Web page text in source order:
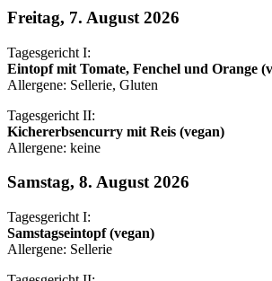
Freitag, 7. August 2026
Tagesgericht I:
Eintopf mit Tomate, Fenchel und Orange
Allergene: Sellerie, Gluten
Tagesgericht II:
Kichererbsencurry mit Reis (vegan)
Allergene: keine
Samstag, 8. August 2026
Tagesgericht I:
Samstagseintopf (vegan)
Allergene: Sellerie